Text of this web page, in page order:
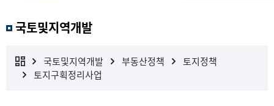
국토및지역개발
국토및지역개발 부동산정책
토지정책
토지구획정리사업